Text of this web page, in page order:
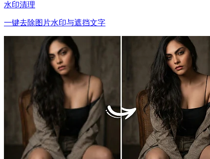
水印清理
一键去除图片水印与遮挡文字